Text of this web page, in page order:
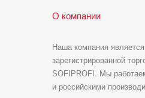
О компании
Наша компания
зарегистрированной
SOFIPROFI. Мы
и российскими